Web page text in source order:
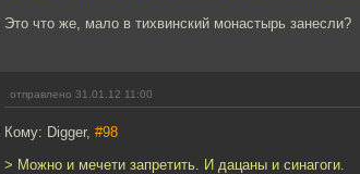
Это что же, мало в тихвинский монастырь занесли?
отправлено 31.01.12 11:00
Кому: Digger, #98
> Можно и мечети запретить. И дацаны и синагоги.